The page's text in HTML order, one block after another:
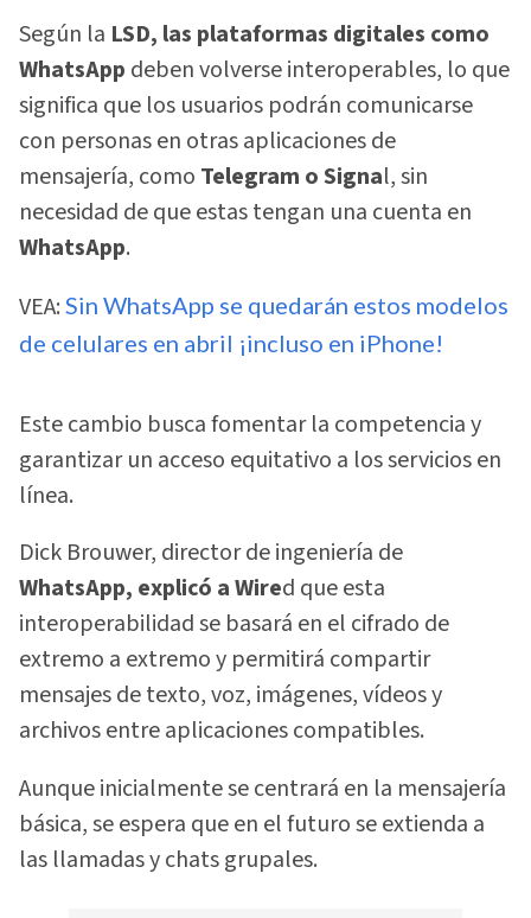
Según la LSD, las plataformas digitales como
WhatsApp deben volverse interoperables, lo que
significa que los usuarios podrán comunicarse
con personas en otras aplicaciones de
mensajería, como Telegram o Signal, sin
necesidad de que estas tengan una cuenta en
WhatsApp.
VEA: Sin WhatsApp se quedarán estos modelos
de celulares en abril ¡incluso en iPhone!
Este cambio busca fomentar la competencia y
garantizar un acceso equitativo a los servicios en
línea.
Dick Brouwer, director de ingeniería de
WhatsApp, explicó a Wired que esta
interoperabilidad se basará en el cifrado de
extremo a extremo y permitirá compartir
mensajes de texto, voz, imágenes, vídeos y
archivos entre aplicaciones compatibles.
Aunque inicialmente se centrará en la mensajería
básica, se espera que en el futuro se extienda a
las llamadas y chats grupales.